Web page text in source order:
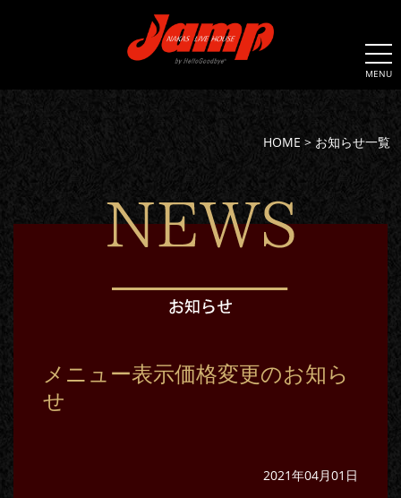
MENU
HOME > お知らせ一覧
メニュー表示価格変更のお知ら
せ
2021年04月01日